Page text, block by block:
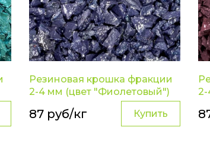
Резиновая крошка фракции
2-4 мм (цвет "Фиолетовый")
87 руб/кг Купить
2-